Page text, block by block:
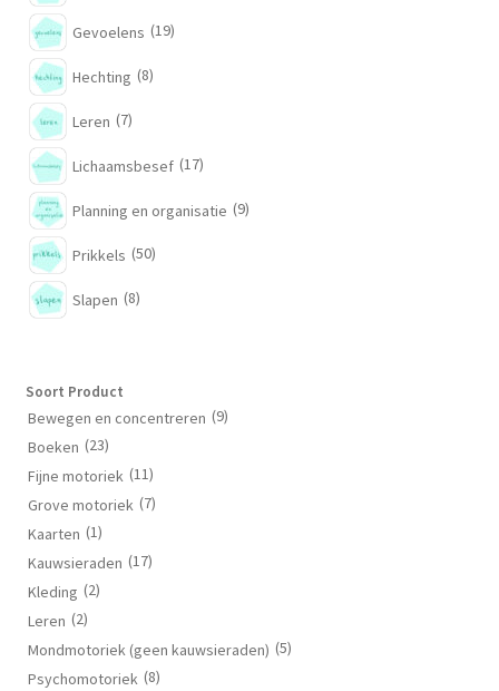
Gevoelens (19)
Hechting (8)
Leren (7)
Lichaamsbesef (17)
Planning en organisatie (9)
Prikkels (50)
Slapen (8)
Soort Product
Bewegen en concentreren (9)
Boeken (23)
Fijne motoriek (11)
Grove motoriek (7)
Kaarten (1)
Kauwsieraden (17)
Kleding (2)
Leren (2)
Mondmotoriek (geen kauwsieraden) (5)
Psychomotoriek (8)